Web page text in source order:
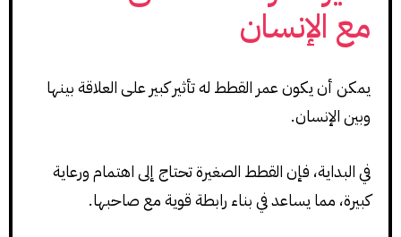
مع الإنسان
يمكن أن يكون عمر القطط له تأثير كبير على العلاقة بينها
وبين الإنسان.
في البداية، فإن القطط الصغيرة تحتاج إلى اهتمام ورعاية
كبيرة، مما يساعد في بناء رابطة قوية مع صاحبها.